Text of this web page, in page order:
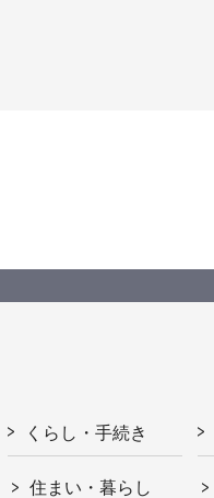
くらし・手続き
住まい・暮らし